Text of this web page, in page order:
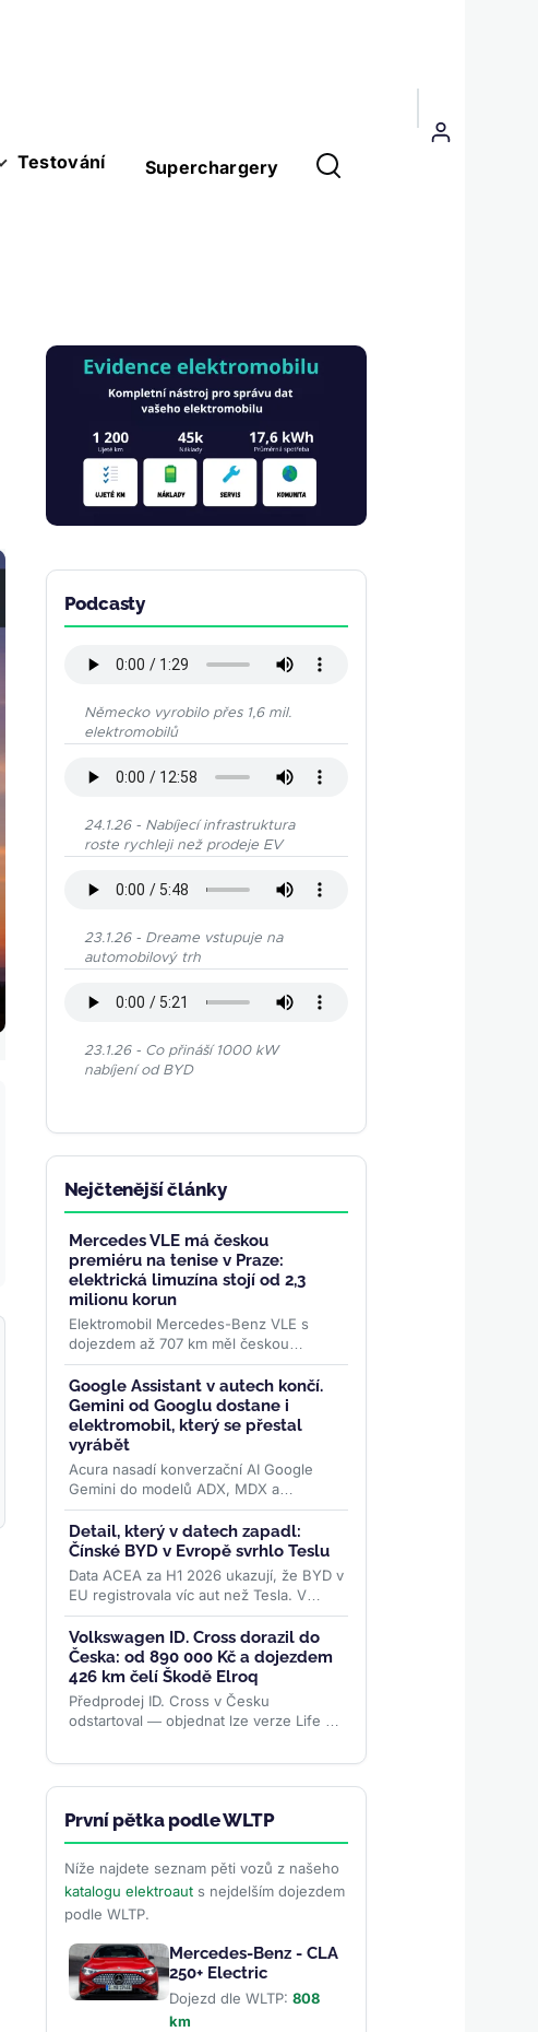
Testování Superchargery
Menu
uživatelského
Obrázek
Podcasty
Německo vyrobilo přes 1,6 mil.
elektromobilů
24.1.26 - Nabíjecí infrastruktura
roste rychleji než prodeje EV
23.1.26 - Dreame vstupuje na
automobilový trh
23.1.26 - Co přináší 1000 kW
nabíjení od BYD
Nejčtenější články
Mercedes VLE má českou
premiéru na tenise v Praze:
elektrická limuzína stojí od 2,3
milionu korun
Elektromobil Mercedes-Benz VLE s
dojezdem až 707 km měl českou
premiéru na turnaji WTA Livesport
Prague Open. Podle konfigurátoru
automobilky...>>
Google Assistant v autech končí.
Gemini od Googlu dostane i
elektromobil, který se přestal
vyrábět
Acura nasadí konverzační AI Google
Gemini do modelů ADX, MDX a
elektrického ZDX — toho, jehož výrobu
loni ukončila. Přidává se k vlně,...>>
Detail, který v datech zapadl:
Čínské BYD v Evropě svrhlo Teslu
Data ACEA za H1 2026 ukazují, že BYD v
EU registrovala víc aut než Tesla. V
samotném červnu se ale karta obrátila –
rozhodly ceny paliv i...>>
Volkswagen ID. Cross dorazil do
Česka: od 890 000 Kč a dojezdem
426 km čelí Škodě Elroq
Předprodej ID. Cross v Česku
odstartoval — objednat lze verze Life a
km. Levnější Trend za 691 000 Kč...>>
První pětka podle WLTP
Níže najdete seznam pěti vozů z našeho
katalogu elektroauts nejdelším dojezdem
podle WLTP.
Mercedes-Benz - CLA
250+ Electric
Dojezd dle WLTP: 808
km